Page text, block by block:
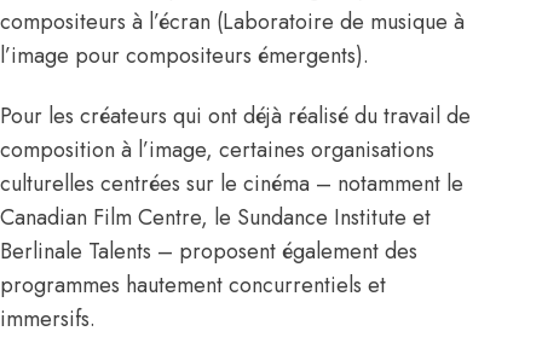
compositeurs à l’écran (Laboratoire de musique à
l’image pour compositeurs émergents).
Pour les créateurs qui ont déjà réalisé du travail de
composition à l’image, certaines organisations
culturelles centrées sur le cinéma – notamment le
Canadian Film Centre, le Sundance Institute et
Berlinale Talents – proposent également des
programmes hautement concurrentiels et
immersifs.